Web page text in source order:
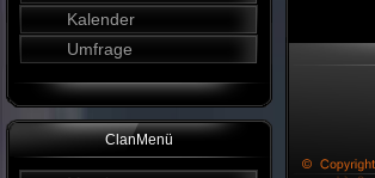
Kalender
Umfrage
ClanMenü